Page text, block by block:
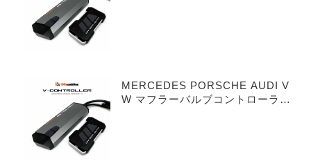
MERCEDES PORSCHE AUDI V
W マフラーバルブコントローラー